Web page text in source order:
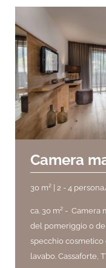
Camera
30 m² | 2 - 4
ca. 30 m² -
del pomeriggio o
specchio cosmetico
lavabo. Cassaforte,